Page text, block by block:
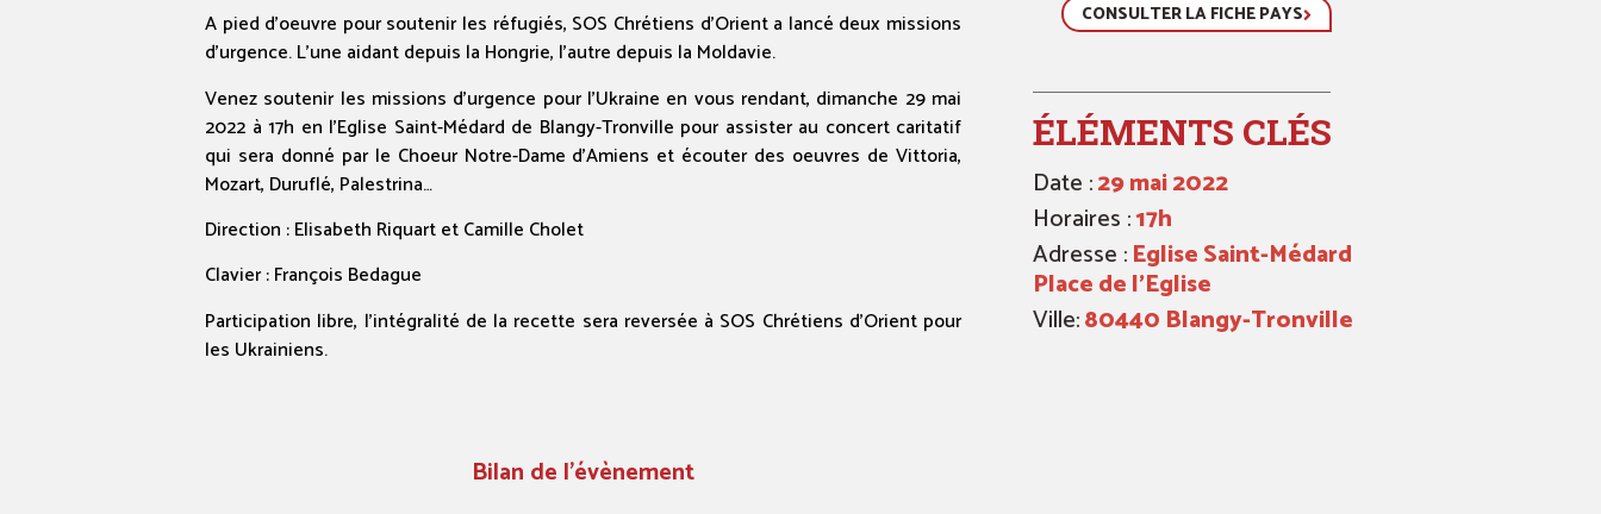
A pied d’oeuvre pour soutenir les réfugiés, SOS Chrétiens d’Orient a lancé deux missions
d’urgence. L’une aidant depuis la Hongrie, l’autre depuis la Moldavie.
Venez soutenir les missions d’urgence pour l’Ukraine en vous rendant, dimanche 29 mai
2022 à 17h en l’Eglise Saint-Médard de Blangy-Tronville pour assister au concert caritatif
qui sera donné par le Choeur Notre-Dame d’Amiens et écouter des oeuvres de Vittoria,
Mozart, Duruflé, Palestrina…
Direction : Elisabeth Riquart et Camille Cholet
Clavier : François Bedague
Participation libre, l’intégralité de la recette sera reversée à SOS Chrétiens d’Orient pour
les Ukrainiens.
Bilan de l'évènement
CONSULTER LA FICHE PAYS
ÉLÉMENTS CLÉS
Date :29 mai 2022
Horaires :17h
Adresse :Eglise Saint-Médard
Place de l’Eglise
Ville:80440 Blangy-Tronville